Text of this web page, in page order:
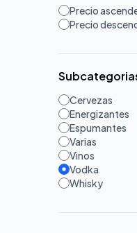
Precio
Precio
Cervezas
Energizantes
Espumantes
Varias
Vinos
Vodka
Whisky